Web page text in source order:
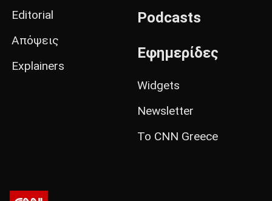
Editorial
Απόψεις
Explainers
Podcasts
Εφημερίδες
Widgets
Newsletter
Το CNN Greece